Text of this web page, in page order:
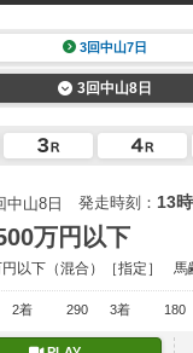
3回中山7日
3回中山8日
中山8日 発走時刻： 13
万円以下
以下 （混合）［指定］ 馬
2着 290 3着 180